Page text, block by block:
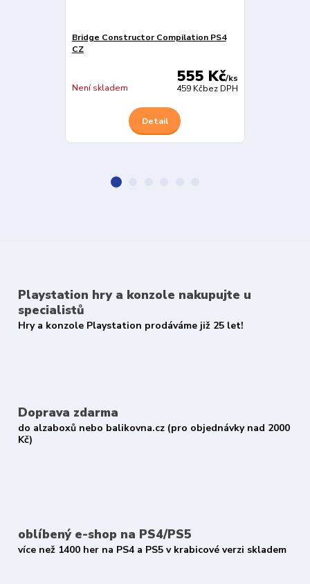
Bridge Constructor Compilation PS4
CZ
555 Kč/ks
459 Kčbez DPH
Není skladem
Detail
Playstation hry a konzole nakupujte u
specialistů
Hry a konzole Playstation prodáváme již 25 let!
Doprava zdarma
do alzaboxů nebo balikovna.cz (pro objednávky nad 2000
Kč)
oblíbený e-shop na PS4/PS5
více než 1400 her na PS4 a PS5 v krabicové verzi skladem